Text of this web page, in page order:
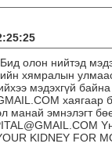
олон нийтэд
хямралын
мэдэхгүй
хаягаар
манай эмнэлэгт
KIDNEY FOR